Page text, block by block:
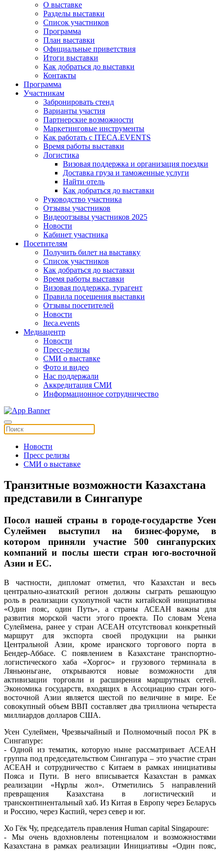
О выставке
Разделы выставки
Список участников
Программа
План выставки
Официальные приветствия
Итоги выставки
Как добраться до выставки
Контакты
Программа
Участникам
Забронировать стенд
Варианты участия
Партнерские возможности
Маркетинговые инструменты
Как работать с ITECA.EVENTS
Время работы выставки
Логистика
Визовая поддержка и организация поездки
Доставка груза и таможенные услуги
Найти отель
Как добраться до выставки
Руководство участника
Отзывы участников
Видеоотзывы участников 2025
Новости
Кабинет участника
Посетителям
Получить билет на выставку
Список участников
Как добраться до выставки
Время работы выставки
Визовая поддержка, турагент
Правила посещения выставки
Отзывы посетителей
Новости
Iteca.events
Медиацентр
Новости
Пресс-релизы
СМИ о выставке
Фото и видео
Нас поддержали
Аккредитация СМИ
Информационное сотрудничество
Новости
Пресс релизы
СМИ о выставке
Транзитные возможности Казахстана
представили в Сингапуре
Посол нашей страны в городе-государстве Усен
Сулеймен выступил на бизнес-форуме, в
котором приняли участие 500 сингапурских
компаний и послы шести стран юго-восточной
Азии и ЕС.
В частности, дипломат отметил, что Казахстан и весь
центрально-азиатский регион должны сыграть решающую
роль в реализации сухопутной части китайской инициативы
«Один пояс, один Путь», а страны АСЕАН важны для
развития морской части этого проекта. По словам Усена
Сулеймена, ранее у стран АСЕАН отсутствовал конкретный
маршрут для экспорта своей продукции на рынки
Центральной Азии, кроме иранского торгового порта в
Бендер-Аббасе. С появлением в Казахстане транспортно-
логистического хаба «Хоргос» и грузового терминала в
Ляньюньгане, открываются новые возможности для
активизации торговли и расширения маршрутных сетей.
Экономика государств, входящих в Ассоциацию стран юго-
восточной Азии является шестой по величине в мире. Ее
совокупный объем ВВП составляет два триллиона четыреста
миллиардов долларов США.
Усен Сулеймен, Чрезвычайный и Полномочный посол РК в
Сингапуре:
- Одной из тематик, которую ныне рассматривает АСЕАН
группа под председательством Сингапура – это участие стран
АСЕАН и сотрудничество с Китаем в рамках инициативы
Пояса и Пути. В него вписывается Казахстан в рамках
реализации «Нұрлы жол». Отметились 5 направлений
превращения Казахстана в логистический и
трансконтинентальный хаб. Из Китая в Европу через Беларусь
и Россию, через Каспий, через север и юг.
Хо Гёк Чу, председатель правления Human capital Singapoure:
- Мы очень вдохновлены потенциалом и возможностями
Казахстана в рамках реализации Инициативы «Один пояс,